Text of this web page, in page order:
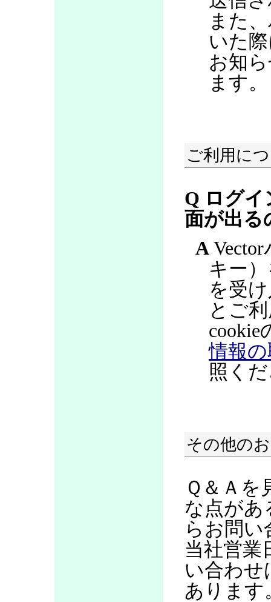
また
いた
お知
ます。
ご利用に
Q ログ
面が出る
A
キー
を受
とご
cookie
情報
照く
その他の
Ｑ＆Ａを
な点があ
らお問い
当社営業
い合わせ
あります